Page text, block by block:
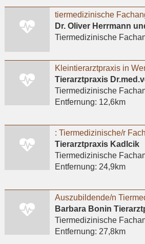
tiermedizinische
Tiermedizinische
Tierarztpraxis
Tiermedizinische
Entfernung: 12,6km
: Tiermedizinische/r
Tierarztpraxis Kadlcik
Tiermedizinische
Entfernung: 24,9km
Barbara Bonin
Tiermedizinische
Entfernung: 27,8km